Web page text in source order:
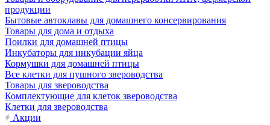
продукции
Бытовые автоклавы для домашнего консервирования
Товары для дома и отдыха
Поилки для домашней птицы
Инкубаторы для инкубации яйца
Кормушки для домашней птицы
Все клетки для пушного звероводства
Товары для звероводства
Комплектующие для клеток звероводства
Клетки для звероводства
Акции